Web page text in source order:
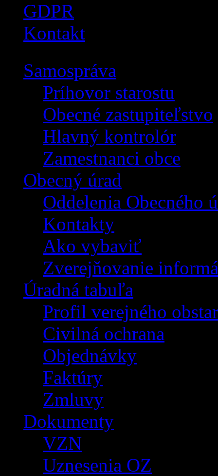
GDPR
Kontakt
Samospráva
Príhovor starostu
Obecné zastupiteľstvo
Hlavný kontrolór
Zamestnanci obce
Obecný úrad
Oddelenia Obecného
Kontakty
Ako vybaviť
Zverejňovanie
Úradná tabuľa
Profil verejného
Civilná ochrana
Objednávky
Faktúry
Zmluvy
Dokumenty
VZN
Uznesenia OZ